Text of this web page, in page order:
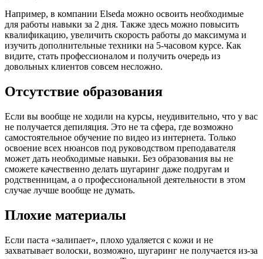
Например, в компании Elseda можно освоить необходимые
для работы навыки за 2 дня. Также здесь можно повысить
квалификацию, увеличить скорость работы до максимума и
изучить дополнительные техники на 5-часовом курсе. Как
видите, стать профессионалом и получить очередь из
довольных клиентов совсем несложно.
Отсутствие образования
Если вы вообще не ходили на курсы, неудивительно, что у вас
не получается депиляция. Это не та сфера, где возможно
самостоятельное обучение по видео из интернета. Только
освоение всех нюансов под руководством преподавателя
может дать необходимые навыки. Без образования вы не
сможете качественно делать шугаринг даже подругам и
родственницам, а о профессиональной деятельности в этом
случае лучше вообще не думать.
Плохие материалы
Если паста «залипает», плохо удаляется с кожи и не
захватывает волоски, возможно, шугаринг не получается из-за